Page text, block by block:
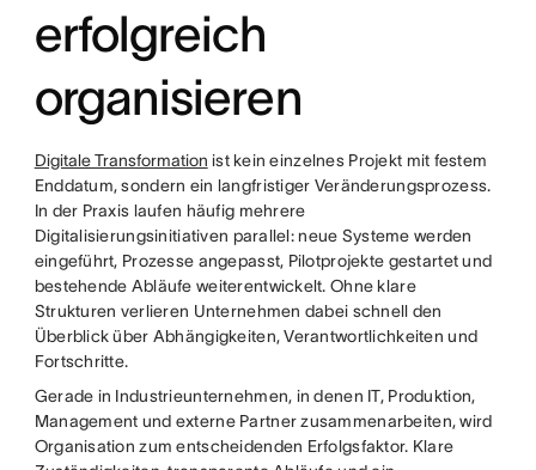
erfolgreich
organisieren
Digitale Transformation ist kein einzelnes Projekt mit festem
Enddatum, sondern ein langfristiger Veränderungsprozess.
In der Praxis laufen häufig mehrere
Digitalisierungsinitiativen parallel: neue Systeme werden
eingeführt, Prozesse angepasst, Pilotprojekte gestartet und
bestehende Abläufe weiterentwickelt. Ohne klare
Strukturen verlieren Unternehmen dabei schnell den
Überblick über Abhängigkeiten, Verantwortlichkeiten und
Fortschritte.
Gerade in Industrieunternehmen, in denen IT, Produktion,
Management und externe Partner zusammenarbeiten, wird
Organisation zum entscheidenden Erfolgsfaktor. Klare